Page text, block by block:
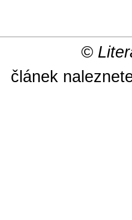
©
článek